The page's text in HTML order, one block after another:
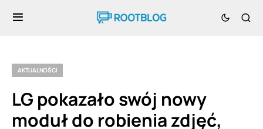
AKTUALNOŚCI
LG pokazało swój nowy
moduł do robienia zdjęć,